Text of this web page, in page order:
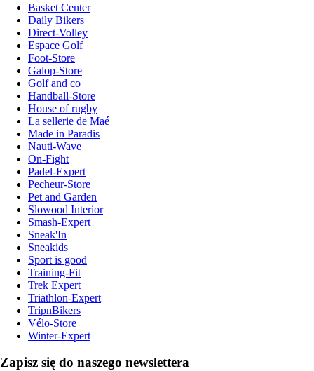
Basket Center
Daily Bikers
Direct-Volley
Espace Golf
Foot-Store
Galop-Store
Golf and co
Handball-Store
House of rugby
La sellerie de Maé
Made in Paradis
Nauti-Wave
On-Fight
Padel-Expert
Pecheur-Store
Pet and Garden
Slowood Interior
Smash-Expert
Sneak'In
Sneakids
Sport is good
Training-Fit
Trek Expert
Triathlon-Expert
TripnBikers
Vélo-Store
Winter-Expert
Zapisz się do naszego newslettera